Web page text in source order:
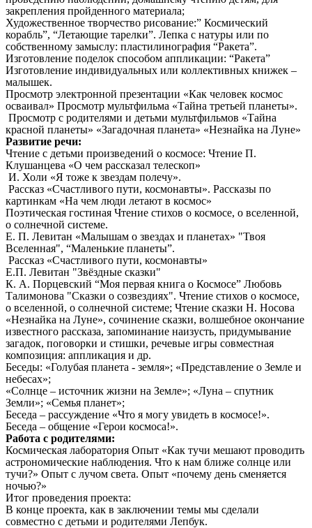
закрепления пройденного материала;
Художественное творчество рисование:” Космический
корабль”, “Летающие тарелки”. Лепка с натуры или по
собственному замыслу: пластилинография “Ракета”.
Изготовление поделок способом аппликации: “Ракета”
Изготовление индивидуальных или коллективных книжек –
малышек.
Просмотр электронной презентации «Как человек космос
осваивал» Просмотр мультфильма «Тайна третьей планеты».
Просмотр с родителями и детьми мультфильмов «Тайна
красной планеты» «Загадочная планета» «Незнайка на Луне»
Развитие речи:
Чтение с детьми произведений о космосе: Чтение П.
Клушанцева «О чем рассказал телескоп»
И. Холи «Я тоже к звездам полечу».
Рассказ «Счастливого пути, космонавты». Рассказы по
картинкам «На чем люди летают в космос»
Поэтическая гостиная Чтение стихов о космосе, о вселенной,
о солнечной системе.
Е. П. Левитан «Малышам о звездах и планетах» "Твоя
Вселенная", “Маленькие планеты”.
Рассказ «Счастливого пути, космонавты»
Е.П. Левитан "Звёздные сказки"
К. А. Порцевский “Моя первая книга о Космосе” Любовь
Талимонова "Сказки о созвездиях". Чтение стихов о космосе,
о вселенной, о солнечной системе; Чтение сказки Н. Носова
«Незнайка на Луне», сочинение сказки, волшебное окончание
известного рассказа, запоминание наизусть, придумывание
загадок, поговорки и стишки, речевые игры совместная
композиция: аппликация и др.
Беседы: «Голубая планета - земля»; «Представление о Земле и
небесах»;
«Солнце – источник жизни на Земле»; «Луна – спутник
Земли»; «Семья планет»;
Беседа – рассуждение «Что я могу увидеть в космосе!».
Беседа – общение «Герои космоса!».
Работа с родителями:
Космическая лаборатория Опыт «Как тучи мешают проводить
астрономические наблюдения. Что к нам ближе солнце или
тучи?» Опыт с лучом света. Опыт «почему день сменяется
ночью?»
Итог проведения проекта:
В конце проекта, как в заключении темы мы сделали
совместно с детьми и родителями Лепбук.